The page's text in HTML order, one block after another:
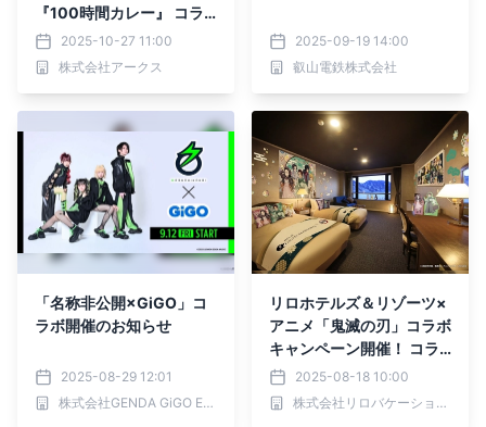
『100時間カレー』 コラ
ボ開催決定！
2025-10-27 11:00
株式会社アークス
2025-09-19 14:00
叡山電鉄株式会社
「名称非公開×GiGO」コ
ラボ開催のお知らせ
2025-08-29 12:01
株式会社GENDA GiGO Entertainment
リロホテルズ＆リゾーツ×
アニメ「鬼滅の刃」コラボ
キャンペーン開催！ コラ
ボルームや限定ノベルティ
も｜2025年9月19日
（金）～
2025-08-18 10:00
株式会社リロバケーションズ